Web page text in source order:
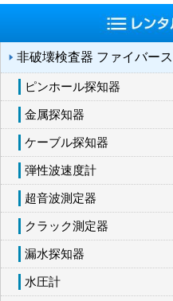
非破壊検査器 ファイバー
ピンホール探知器
金属探知器
ケーブル探知器
弾性波速度計
超音波測定器
クラック測定器
漏水探知器
水圧計